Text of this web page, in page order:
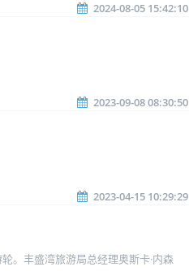
2024-08-05 15:42:10
2023-09-08 08:30:50
2023-04-15 10:29:29
。丰盛湾旅游局总经理奥斯卡·内森